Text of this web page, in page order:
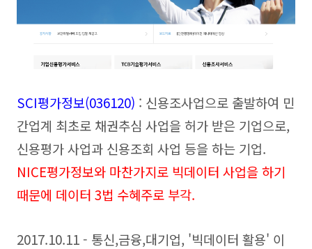
SCI평가정보(036120) : 신용조사업으로 출발하여 민
간업계 최초로 채권추심 사업을 허가 받은 기업으로,
신용평가 사업과 신용조회 사업 등을 하는 기업.
NICE평가정보와 마찬가지로 빅데이터 사업을 하기
때문에 데이터 3법 수혜주로 부각.
2017.10.11 - 통신,금융,대기업, '빅데이터 활용' 이